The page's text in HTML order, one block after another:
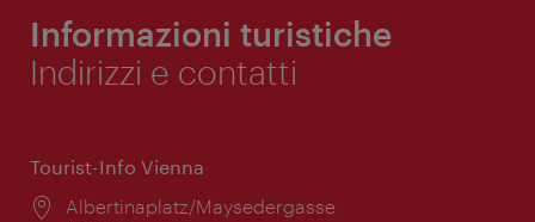
Informazioni turistiche
Indirizzi e contatti
Tourist-Info Vienna
Posizione:
Albertinaplatz/Maysedergasse